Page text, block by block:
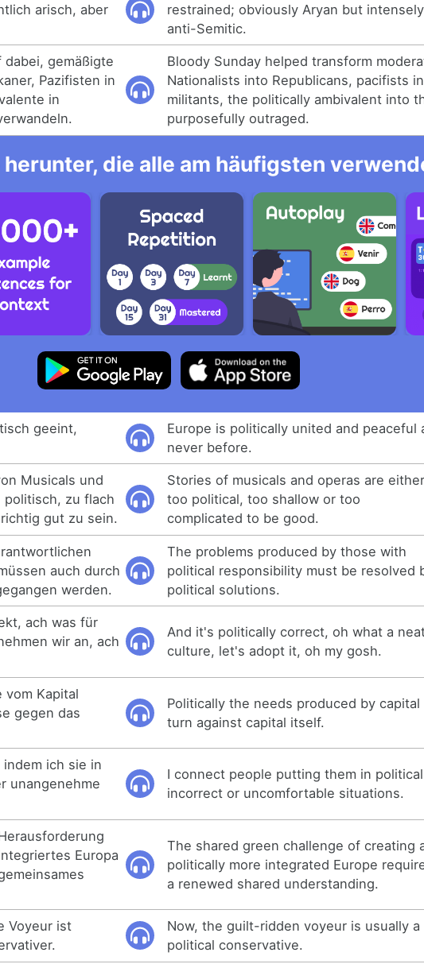
arisch, aber
restrained; obviously Aryan but intensely
anti-Semitic.
gemäßigte
Pazifisten in
in
Bloody Sunday helped transform
Nationalists into Republicans, pacifists
militants, the politically ambivalent into
purposefully outraged.
die alle am häufigsten
geeint,
Europe is politically united and peaceful
never before.
Musicals und
politisch, zu flach
gut zu sein.
Stories of musicals and operas are either
too political, too shallow or too
complicated to be good.
auch durch
werden.
The problems produced by those with
political responsibility must be resolved
political solutions.
ach was für
wir an, ach
And it's politically correct, oh what a
culture, let's adopt it, oh my gosh.
vom Kapital
gegen das
Politically the needs produced by capital
turn against capital itself.
ich sie in
unangenehme
I connect people putting them in
incorrect or uncomfortable situations.
Europa
The shared green challenge of creating
politically more integrated Europe
a renewed shared understanding.
Voyeur ist
Now, the guilt-ridden voyeur is usually a
political conservative.